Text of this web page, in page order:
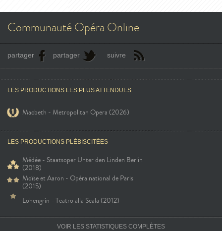
Communauté Opéra Online
partager partager suivre
LES PRODUCTIONS LES PLUS ATTENDUES
Macbeth - Metropolitan Opera (2026)
LES PRODUCTIONS PLÉBISCITÉES
Médée - Staatsoper Unter den Linden Berlin
(2018)
Moïse et Aaron - Opéra national de Paris
(2015)
Lohengrin - Teatro alla Scala (2012)
VOIR LES STATISTIQUES COMPLÈTES